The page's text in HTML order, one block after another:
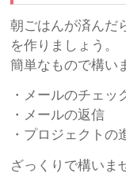
朝ごはんが済んだ
を作りましょう。
簡単なもので構い
・メールのチェッ
・メールの返信
・プロジェクトの
ざっくりで構いま